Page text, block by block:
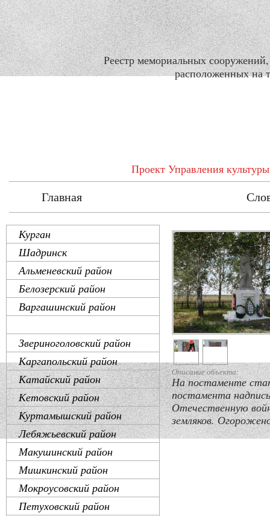
Реестр мемориальных
расположенных на
Проект Управления
Главная
Курган
Шадринск
Альменевский район
Белозерский район
Варгашинский район
Звериноголовский район
Каргапольский район
Катайский район
Кетовский район
Куртамышский район
Лебяжьевский район
Макушинский район
Мишкинский район
Мокроусовский район
Петуховский район
Описание объекта:
На постаменте
постамента
Отечественную
земляков.